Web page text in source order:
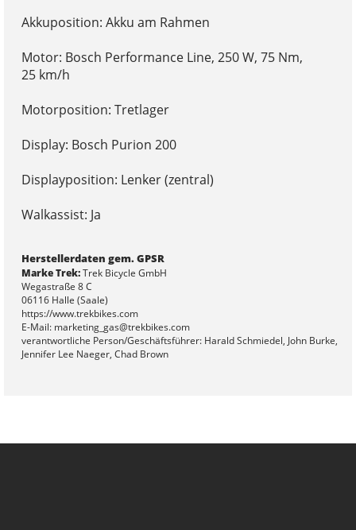
Akkuposition: Akku am Rahmen
Motor: Bosch Performance Line, 250 W, 75 Nm,
25 km/h
Motorposition: Tretlager
Display: Bosch Purion 200
Displayposition: Lenker (zentral)
Walkassist: Ja
Herstellerdaten gem. GPSR
Marke Trek:Trek Bicycle GmbH
Wegastraße 8 C
06116 Halle (Saale)
https://www.trekbikes.com
E-Mail: marketing_gas@trekbikes.com
verantwortliche Person/Geschäftsführer: Harald Schmiedel, John Burke,
Jennifer Lee Naeger, Chad Brown